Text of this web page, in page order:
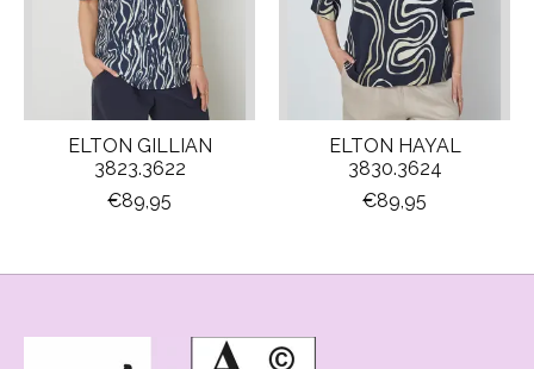
ELTON GILLIAN
3823.3622
€89,95
ELTON HAYAL
3830.3624
€89,95